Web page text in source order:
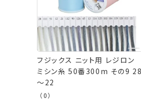
フジックス ニット用 レジロン
ミシン糸 50番300m その9 28
～22
（0）